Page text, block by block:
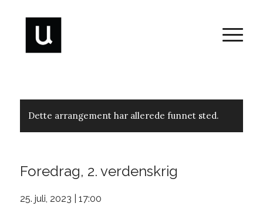
Dette arrangement har allerede funnet sted.
Foredrag, 2. verdenskrig
25. juli, 2023 | 17:00